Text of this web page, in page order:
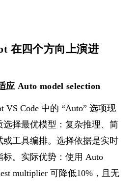
在四个方向上演进
应 Auto model selection
VS Code 中的 “Auto” 选项现
选择最优模型：复杂推理、简
或工具编排。选择依据是实时
。实际优势：使用 Auto
multiplier 可降低10%，且无